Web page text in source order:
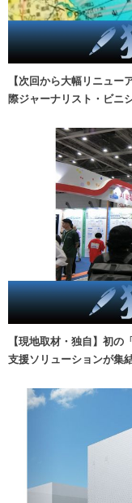
【次回から大幅リニュ
際ジャーナリスト・ビニ
【現地取材・独自】初
支援ソリューションが集